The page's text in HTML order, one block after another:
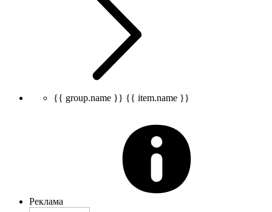
{{ group.name }} {{ item.name }}
Реклама